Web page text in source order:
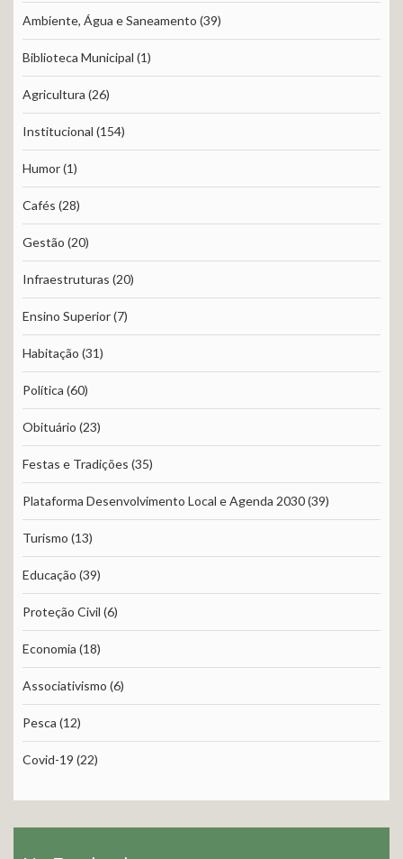
Ambiente, Água e Saneamento (39)
Biblioteca Municipal (1)
Agricultura (26)
Institucional (154)
Humor(1)
Cafés (28)
Gestão (20)
Infraestruturas (20)
Ensino Superior(7)
Habitação (31)
Política (60)
Obituário (23)
Festas e Tradições (35)
Plataforma Desenvolvimento Local e Agenda 2030(39)
Turismo (13)
Educação (39)
Proteção Civil (6)
Economia (18)
Associativismo (6)
Pesca (12)
Covid-19 (22)